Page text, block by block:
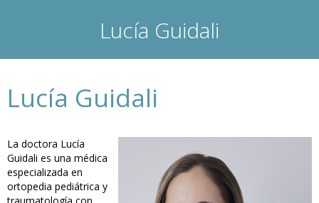
Lucía Guidali
Lucía Guidali
La doctora Lucía
Guidali es una médica
especializada en
ortopedia pediátrica y